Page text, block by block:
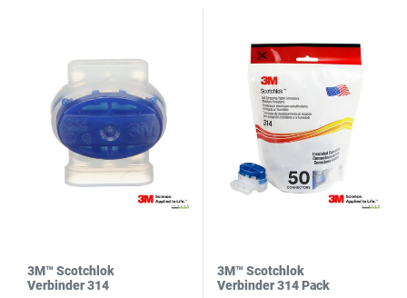
3M™ Scotchlok
Verbinder 314
3M™ Scotchlok
Verbinder 314 Pack